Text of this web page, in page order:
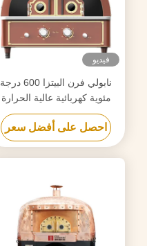
فيديو
نابولي فرن البيتزا 600 درجة
مئوية كهربائية عالية الحرارة
احصل على أفضل سعر